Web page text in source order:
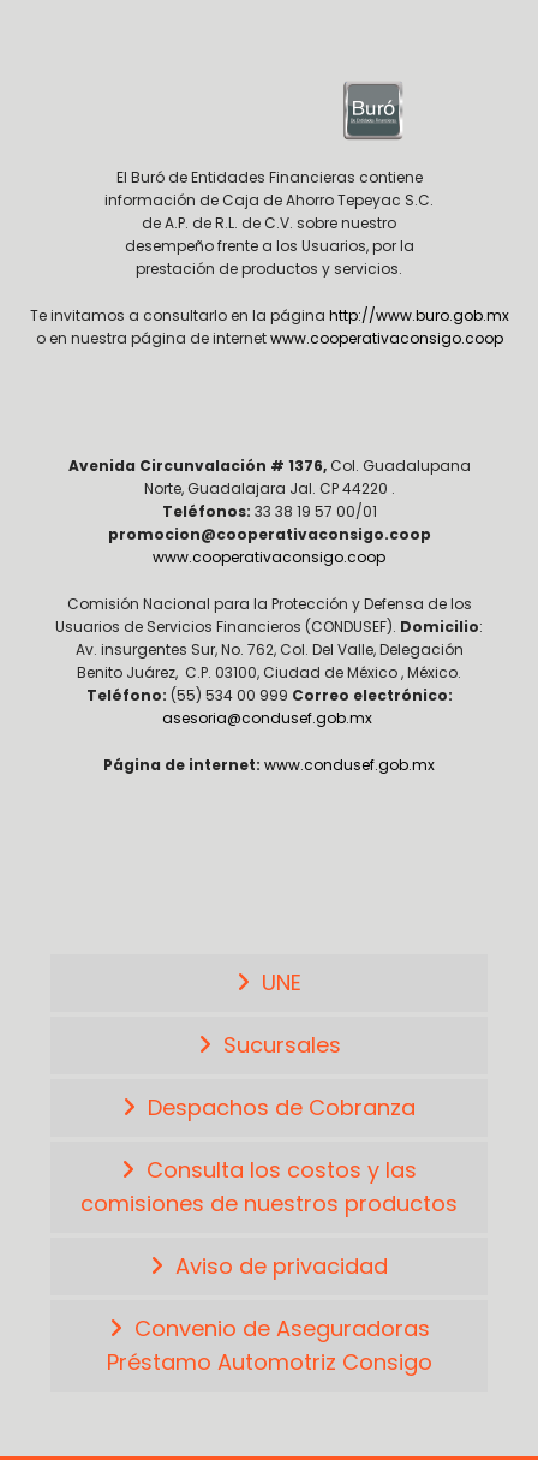
El Buró de Entidades Financieras contiene
información de Caja de Ahorro Tepeyac S.C.
de A.P. de R.L. de C.V. sobre nuestro
desempeño frente a los Usuarios, por la
prestación de productos y servicios.
Te invitamos a consultarlo en la página http://www.buro.gob.mx
o en nuestra página de internetwww.cooperativaconsigo.coop
Avenida Circunvalación # 1376, Col. Guadalupana
Norte, Guadalajara Jal. CP 44220 .
Teléfonos: 33 38 19 57 00/01
promocion@cooperativaconsigo.coop
www.cooperativaconsigo.coop
Comisión Nacional para la Protección y Defensa de los
Usuarios de Servicios Financieros (CONDUSEF). Domicilio:
Av. insurgentes Sur, No. 762, Col. Del Valle, Delegación
Benito Juárez, C.P. 03100, Ciudad de México , México.
Teléfono: (55) 534 00 999 Correo electrónico:
asesoria@condusef.gob.mx
Página de internet: www.condusef.gob.mx
UNE
Sucursales
Despachos de Cobranza
Consulta los costos y las
comisiones de nuestros productos
Aviso de privacidad
Convenio de Aseguradoras
Préstamo Automotriz Consigo